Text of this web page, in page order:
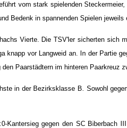
vom stark spielenden
Bedenk in spannenden Spielen
Vierte. Die TSV'ler sicherten
knapp vor Langweid an. In der Partie
Paarstädtern im hinteren Paarkreuz
in der Bezirksklasse B. Sowohl
Kantersieg gegen den SC